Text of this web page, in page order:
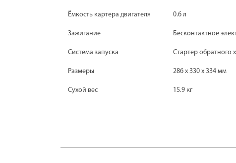
Ёмкость картера двигателя 0.6 л
Зажигание Бесконтактное
Система запуска Стартер обратного
Размеры 286 x 330 x 334 мм
Сухой вес 15.9 кг